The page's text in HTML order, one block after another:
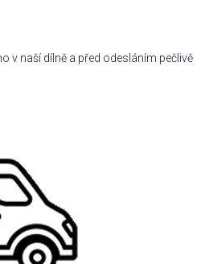
v naší dílně a před odesláním pečlivě